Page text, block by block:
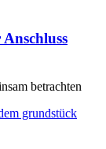
betrachten